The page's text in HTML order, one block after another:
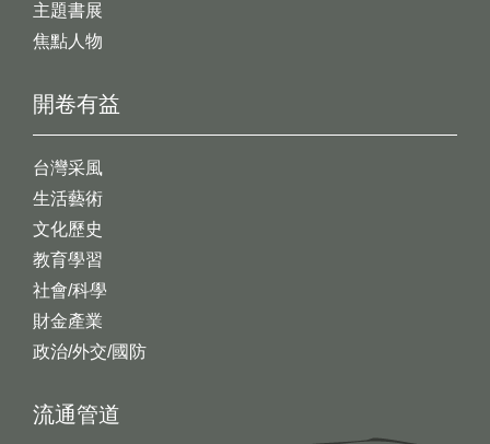
開卷有益
台灣采風
生活藝術
文化歷史
教育學習
社會/科學
財金產業
政治/外交/國防
主題書展
焦點人物
流通管道